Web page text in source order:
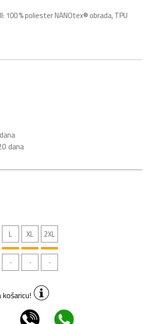
% poliester NANOtex® obrada, TPU
dana
L XL 2XL